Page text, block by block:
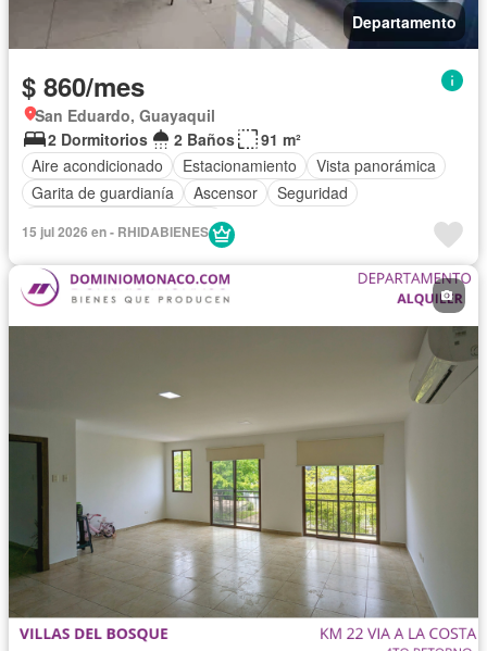
Departamento
$ 860/mes
San Eduardo, Guayaquil
2 Dormitorios
2 Baños
91 m²
Aire acondicionado
Estacionamiento
Vista panorámica
Garita de guardianía
Ascensor
Seguridad
Completamente amoblado
15 jul 2026 en - RHIDABIENES